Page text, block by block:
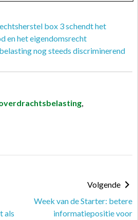
box 3 schendt het
en het eigendomsrecht
nog steeds discriminerend
,
als
Volgende
Week van de Starter: betere
informatiepositie voor